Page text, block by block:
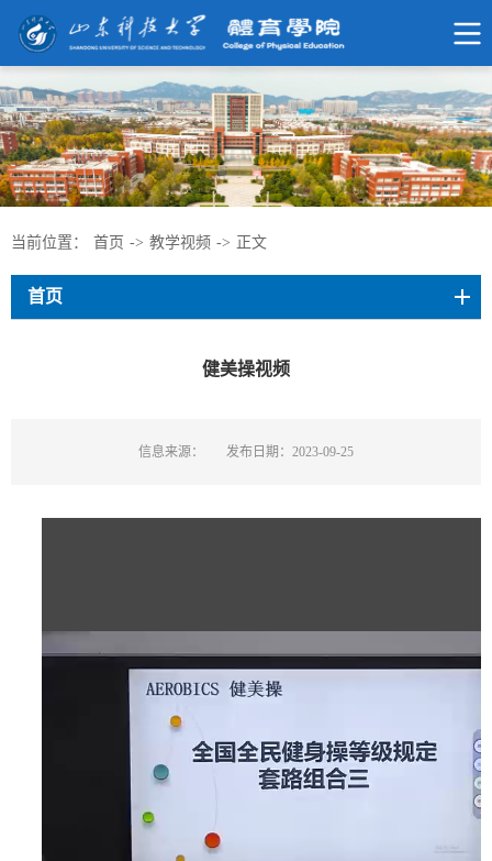
当前位置： 首页 -> 教学视频 -> 正文
首页
健美操视频
信息来源： 发布日期：2023-09-25